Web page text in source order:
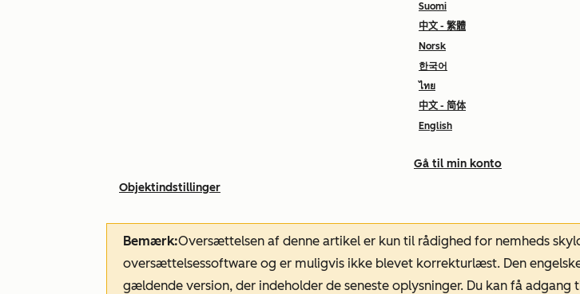
Suomi
中文 - 繁體
Norsk
한국어
ไทย
中文 - 简体
English
Gå til min konto
Objektindstillinger
Bemærk:Oversættelsen af denne artikel er kun til rådighed for nemheds
oversættelsessoftware og er muligvis ikke blevet korrekturlæst. Den
gældende version, der indeholder de seneste oplysninger. Du kan få adgang